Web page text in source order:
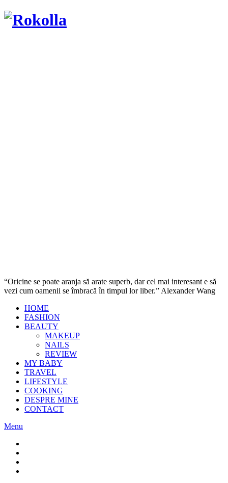
“Oricine se poate aranja să arate superb, dar cel mai interesant e să
vezi cum oamenii se îmbracă în timpul lor liber.” Alexander Wang
HOME
FASHION
BEAUTY
MAKEUP
NAILS
REVIEW
MY BABY
TRAVEL
LIFESTYLE
COOKING
DESPRE MINE
CONTACT
Menu